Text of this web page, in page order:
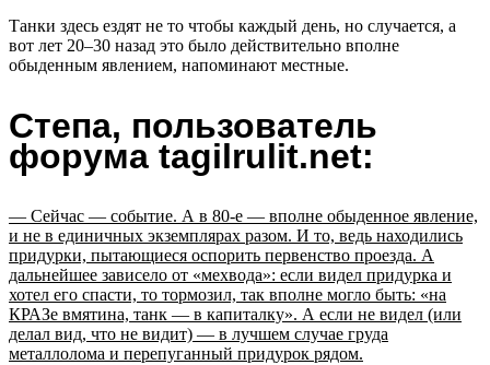
Танки здесь ездят не то чтобы каждый день, но случается, а
вот лет 20–30 назад это было действительно вполне
обыденным явлением, напоминают местные.
Степа, пользователь
форума tagilrulit.net:
— Сейчас — событие. А в 80-е — вполне обыденное явление,
и не в единичных экземплярах разом. И то, ведь находились
придурки, пытающиеся оспорить первенство проезда. А
дальнейшее зависело от «мехвода»: если видел придурка и
хотел его спасти, то тормозил, так вполне могло быть: «на
КРАЗе вмятина, танк — в капиталку». А если не видел (или
делал вид, что не видит) — в лучшем случае груда
металлолома и перепуганный придурок рядом.